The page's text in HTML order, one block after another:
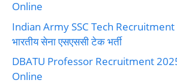
Online
Indian Army SSC Tech
भारतीय सेना एसएससी टेक भर्ती
DBATU Professor Recruitment
Online